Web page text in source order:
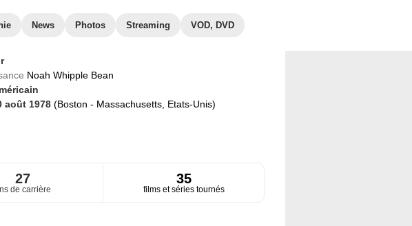
News Photos Streaming VOD, DVD
Noah Whipple Bean
août 1978 (Boston - Massachusetts, Etats-Unis)
27
de carrière
35
films et séries tournés